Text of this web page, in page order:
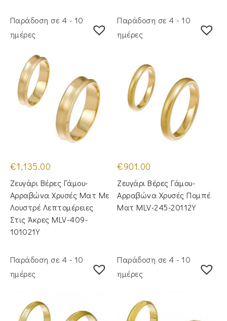
Παράδοση σε 4 - 10
ημέρες
€1,135.00
Ζευγάρι Βέρες Γάμου-
Αρραβώνα Χρυσές Ματ Με
Λουστρέ Λεπτομέρειες
Στις Άκρες MLV-409-
101021Y
Παράδοση σε 4 - 10
ημέρες
€901.00
Ζευγάρι Βέρες Γάμου-
Αρραβώνα Χρυσές Πομπέ
Ματ MLV-245-20112Y
Παράδοση σε 4 - 10
ημέρες
Παράδοση σε 4 - 10
ημέρες